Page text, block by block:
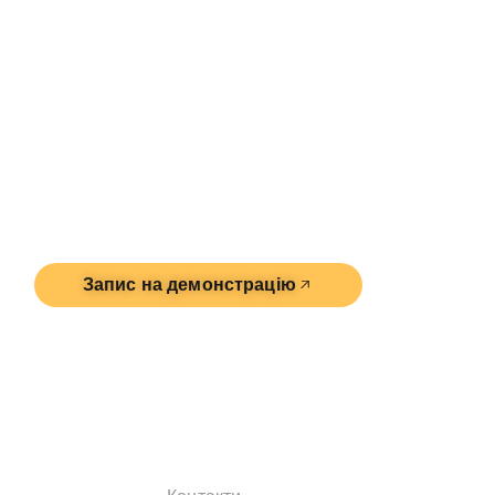
Запис на демонстрацію